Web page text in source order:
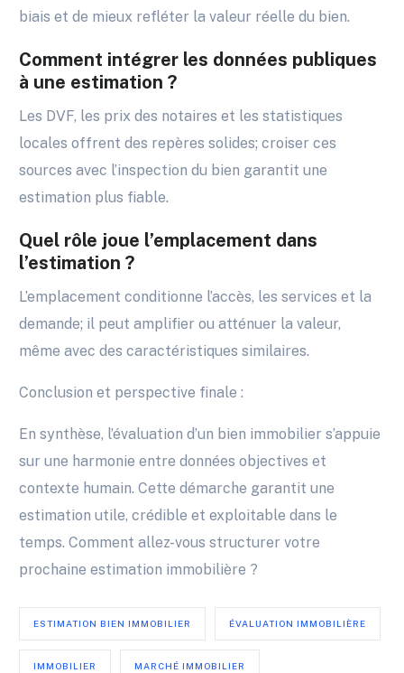
biais et de mieux refléter la valeur réelle du bien.
Comment intégrer les données publiques
à une estimation ?
Les DVF, les prix des notaires et les statistiques
locales offrent des repères solides; croiser ces
sources avec l’inspection du bien garantit une
estimation plus fiable.
Quel rôle joue l’emplacement dans
l’estimation ?
L’emplacement conditionne l’accès, les services et la
demande; il peut amplifier ou atténuer la valeur,
même avec des caractéristiques similaires.
Conclusion et perspective finale :
En synthèse, l’évaluation d’un bien immobilier s’appuie
sur une harmonie entre données objectives et
contexte humain. Cette démarche garantit une
estimation utile, crédible et exploitable dans le
temps. Comment allez-vous structurer votre
prochaine estimation immobilière ?
ESTIMATION BIEN IMMOBILIER ÉVALUATION IMMOBILIÈRE
IMMOBILIER MARCHÉ IMMOBILIER